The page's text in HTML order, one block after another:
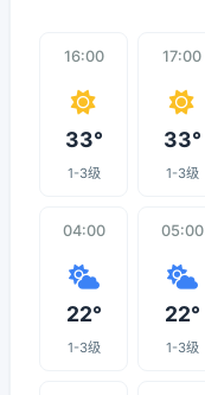
16:00
33°
1-3级
17:00
33°
1-3级
04:00
22°
1-3级
05:00
22°
1-3级